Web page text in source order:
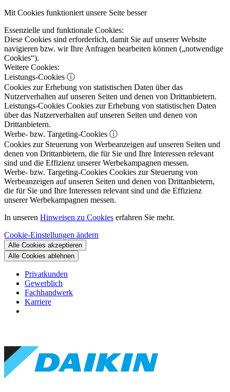
Mit Cookies funktioniert unsere Seite besser
Essenzielle und funktionale Cookies:
Diese Cookies sind erforderlich, damit Sie auf unserer Website
navigieren bzw. wir Ihre Anfragen bearbeiten können („notwendige
Cookies“).
Weitere Cookies:
Leistungs-Cookies ⓘ
Cookies zur Erhebung von statistischen Daten über das
Nutzerverhalten auf unseren Seiten und denen von Drittanbietern.
Leistungs-Cookies Cookies zur Erhebung von statistischen Daten
über das Nutzerverhalten auf unseren Seiten und denen von
Drittanbietern.
Werbe- bzw. Targeting-Cookies ⓘ
Cookies zur Steuerung von Werbeanzeigen auf unseren Seiten und
denen von Drittanbietern, die für Sie und Ihre Interessen relevant
sind und die Effizienz unserer Werbekampagnen messen.
Werbe- bzw. Targeting-Cookies Cookies zur Steuerung von
Werbeanzeigen auf unseren Seiten und denen von Drittanbietern,
die für Sie und Ihre Interessen relevant sind und die Effizienz
unserer Werbekampagnen messen.
In unseren Hinweisen zu Cookies erfahren Sie mehr.
Cookie-Einstellungen ändern
Alle Cookies akzeptieren
Alle Cookies ablehnen
Privatkunden
Gewerblich
Fachhandwerk
Karriere